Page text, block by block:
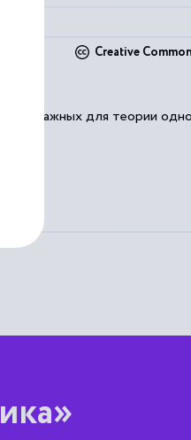
важных для теории
Creative